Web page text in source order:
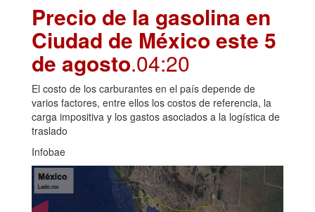
Precio de la gasolina en
Ciudad de México este 5
de agosto.04:20
El costo de los carburantes en el país depende de
varios factores, entre ellos los costos de referencia, la
carga impositiva y los gastos asociados a la logística de
traslado
Infobae